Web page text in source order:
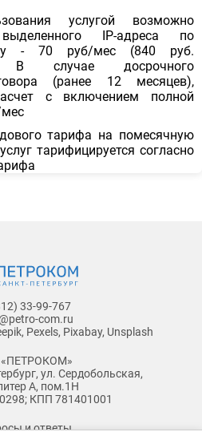
услугой возможно
выделенного IP-адреса по
- 70 руб/мес (840 руб.
В случае досрочного
(ранее 12 месяцев),
с включением полной
тарифа на помесячную
тарифицируется согласно
33-99-767
com.ru
, Pexels, Pixabay, Unsplash
ул. Сердобольская,
А, пом.1Н
КПП 781401001
и ответы